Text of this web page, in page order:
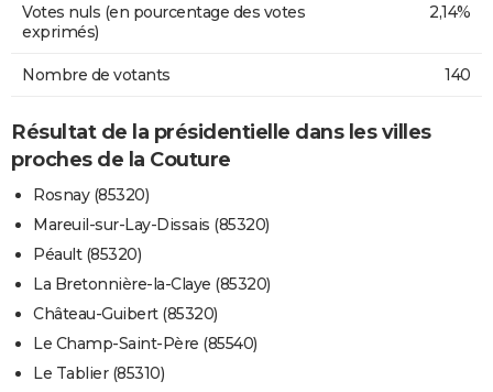
Votes nuls (en pourcentage des votes
exprimés)
2,14%
Nombre de votants 140
Résultat de la présidentielle dans les villes
proches de la Couture
Rosnay (85320)
Mareuil-sur-Lay-Dissais (85320)
Péault (85320)
La Bretonnière-la-Claye (85320)
Château-Guibert (85320)
Le Champ-Saint-Père (85540)
Le Tablier (85310)